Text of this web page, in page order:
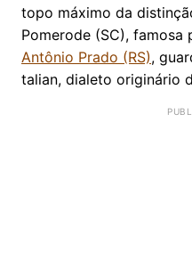
topo máximo da
Pomerode (SC), famosa
Antônio Prado (RS),
talian, dialeto originário